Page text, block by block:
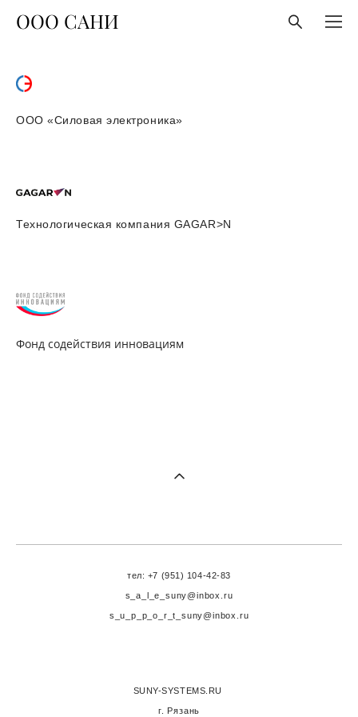
ООО САНИ
ООО «Силовая электроника»
Технологическая компания GAGAR>N
Фонд содействия инновациям
тел: +7 (951) 104-42-83
s_a_l_e_suny@inbox.ru
s_u_p_p_o_r_t_suny@inbox.ru
SUNY-SYSTEMS.RU
г. Рязань